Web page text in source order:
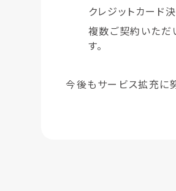
クレジットカード
複数ご契約いただ
す。
今後もサービス拡充に